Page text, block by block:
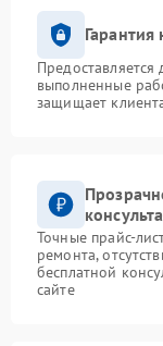
Гарантия
выполненные
защищает
Точные прайс-
ремонта,
бесплатной
сайте